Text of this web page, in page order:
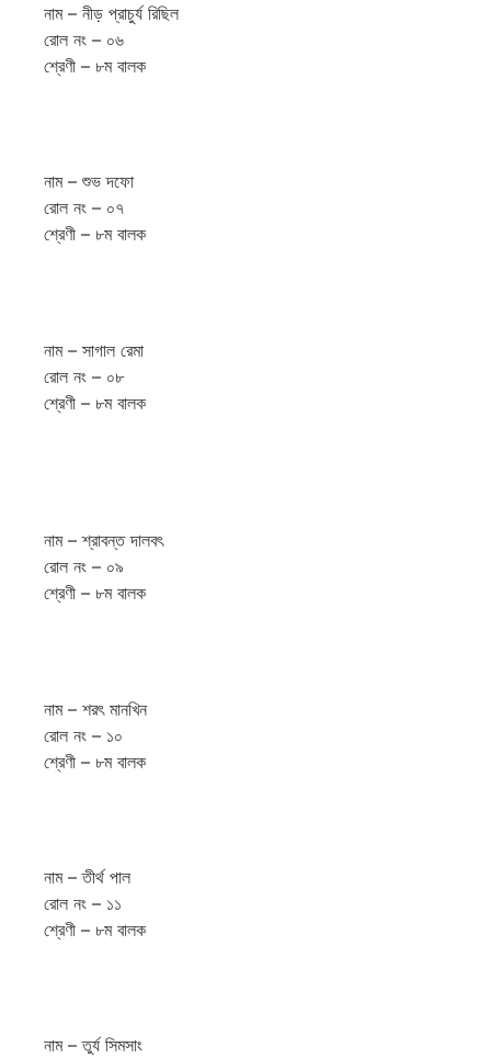
নাম – নীড় প্রাচুর্য রিছিল
রোল নং – ০৬
শ্রেণী – ৮ম বালক
নাম – শুভ দফো
রোল নং – ০৭
শ্রেণী – ৮ম বালক
নাম – সাগাল রেমা
রোল নং – ০৮
শ্রেণী – ৮ম বালক
নাম – শ্রাবন্ত দালবৎ
রোল নং – ০৯
শ্রেণী – ৮ম বালক
নাম – শরৎ মানখিন
রোল নং – ১০
শ্রেণী – ৮ম বালক
নাম – তীর্থ পাল
রোল নং – ১১
শ্রেণী – ৮ম বালক
নাম – তুর্য সিমসাং